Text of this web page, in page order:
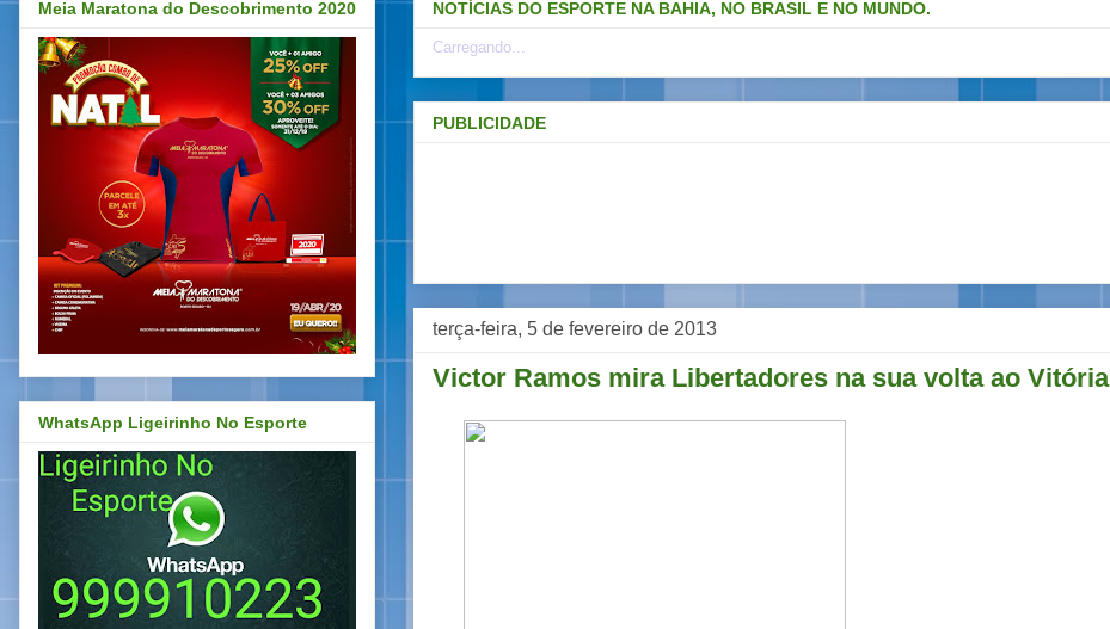
NOTÍCIAS DO ESPORTE NA BAHIA, NO BRASIL E NO MUNDO.
Carregando...
PUBLICIDADE
terça-feira, 5 de fevereiro de 2013
Victor Ramos mira Libertadores na sua volta ao Vitória
Meia Maratona do Descobrimento 2020
WhatsApp Ligeirinho No Esporte